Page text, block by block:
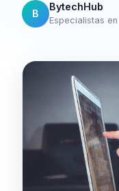
B
BytechHub
Especialistas